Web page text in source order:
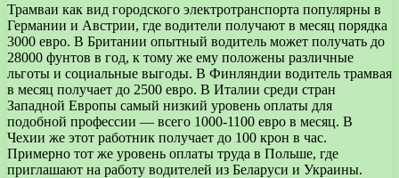
Трамваи как вид городского электротранспорта популярны в
Германии и Австрии, где водители получают в месяц порядка
3000 евро. В Британии опытный водитель может получать до
28000 фунтов в год, к тому же ему положены различные
льготы и социальные выгоды. В Финляндии водитель трамвая
в месяц получает до 2500 евро. В Италии среди стран
Западной Европы самый низкий уровень оплаты для
подобной профессии — всего 1000-1100 евро в месяц. В
Чехии же этот работник получает до 100 крон в час.
Примерно тот же уровень оплаты труда в Польше, где
приглашают на работу водителей из Беларуси и Украины.